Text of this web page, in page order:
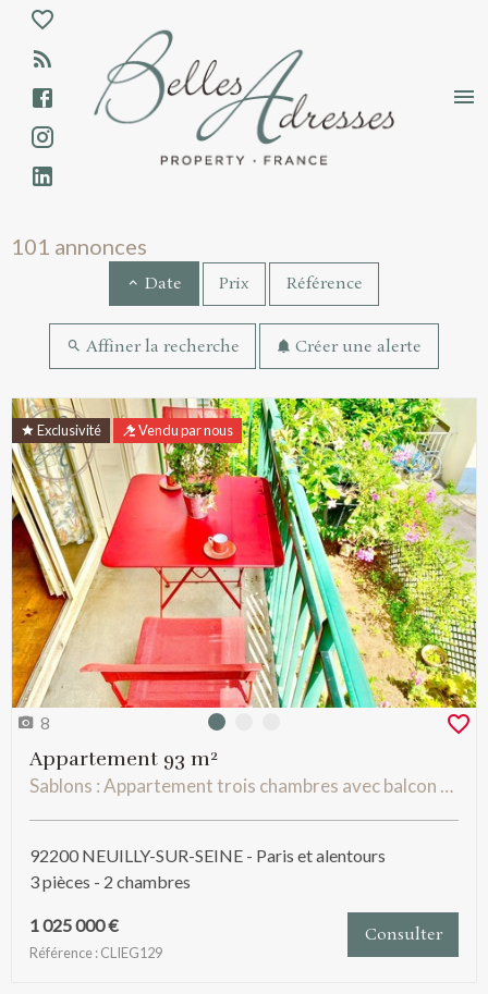
Annonces immobilières - Résultats de
Aparté haute
En-tête
Liens
101 annonces
Date Prix Référence
Affiner la recherche Créer une alerte
Résultats de recherche
Exclusivité Vendu par nous
8 Photo 0
Appartement 93 m²
Sablons : Appartement trois chambres avec balcon et parking possible
92200 NEUILLY-SUR-SEINE - Paris et alentours
3 pièces - 2 chambres
1 025 000 €
Référence : CLIEG129
Consulter